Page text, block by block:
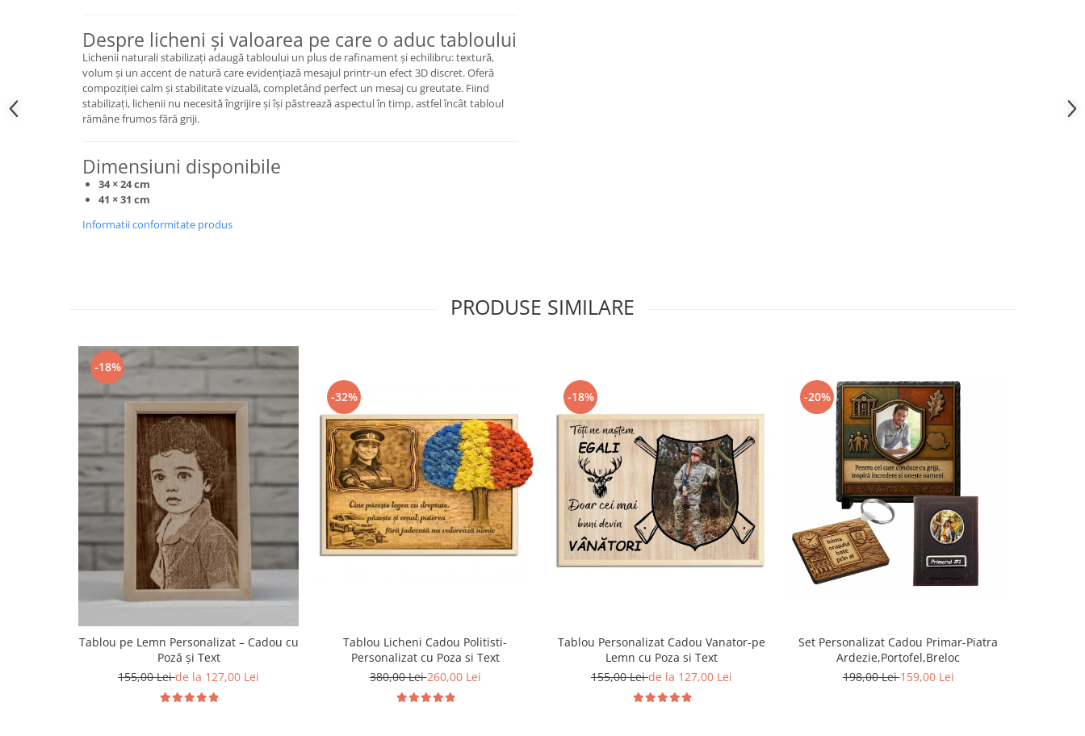
Despre licheni și valoarea pe care o aduc tabloului
Lichenii naturali stabilizați adaugă tabloului un plus de rafinament și echilibru: textură,
volum și un accent de natură care evidențiază mesajul printr-un efect 3D discret. Oferă
compoziției calm și stabilitate vizuală, completând perfect un mesaj cu greutate. Fiind
stabilizați, lichenii nu necesită îngrijire și își păstrează aspectul în timp, astfel încât tabloul
rămâne frumos fără griji.
Dimensiuni disponibile
34 × 24 cm
41 × 31 cm
Informatii conformitate produs
PRODUSE SIMILARE
-18%
Tablou pe Lemn Personalizat – Cadou cu
Poză și Text
155,00 Leide la 127,00 Lei
-32%
Tablou Licheni Cadou Politisti-
Personalizat cu Poza si Text
380,00 Lei260,00 Lei
-18%
Tablou Personalizat Cadou Vanator-pe
Lemn cu Poza si Text
155,00 Leide la 127,00 Lei
-20%
Set Personalizat Cadou Primar-Piatra
Ardezie,Portofel,Breloc
198,00 Lei159,00 Lei